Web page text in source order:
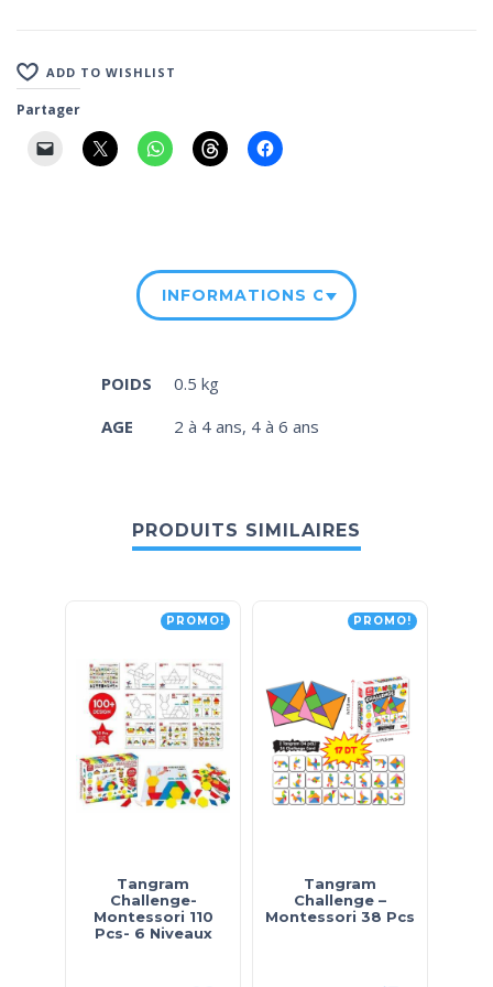
ADD TO WISHLIST
Partager
INFORMATIONS
POIDS
0.5 kg
AGE
2 à 4 ans, 4 à 6 ans
PRODUITS SIMILAIRES
PROMO!
Tangram
Challenge-
Montessori 110
Pcs- 6 Niveaux
PROMO!
Tangram
Challenge –
Montessori 38 Pcs